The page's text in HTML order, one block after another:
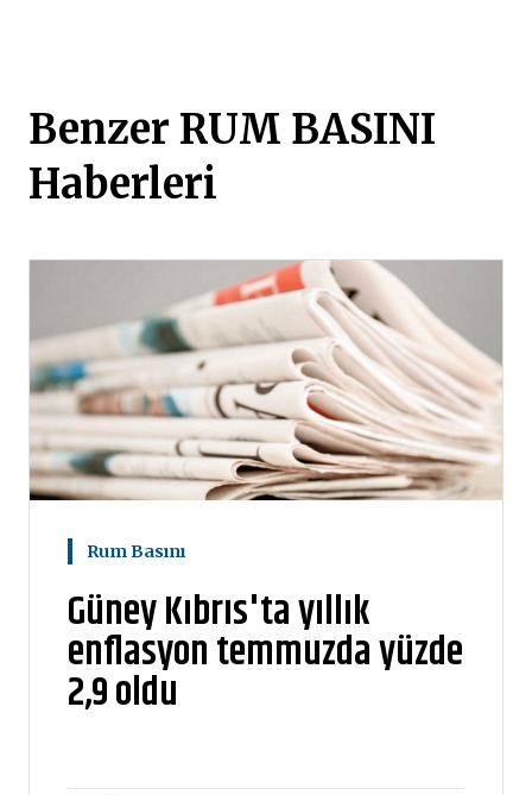
Benzer RUM BASINI
Haberleri
Rum Basını
Güney Kıbrıs'ta yıllık
enflasyon temmuzda yüzde
2,9 oldu